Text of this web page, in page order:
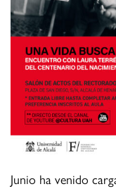
Junio ha venido